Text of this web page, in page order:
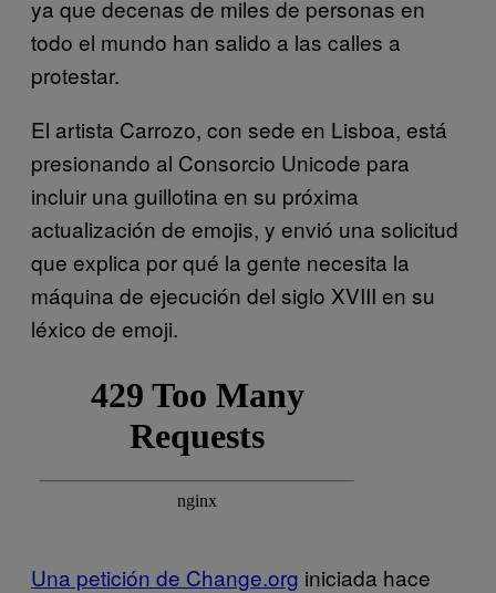
ya que decenas de miles de personas en
todo el mundo han salido a las calles a
protestar.
El artista Carrozo, con sede en Lisboa, está
presionando al Consorcio Unicode para
incluir una guillotina en su próxima
actualización de emojis, y envió una solicitud
que explica por qué la gente necesita la
máquina de ejecución del siglo XVIII en su
léxico de emoji.
Una petición de Change.org iniciada hace